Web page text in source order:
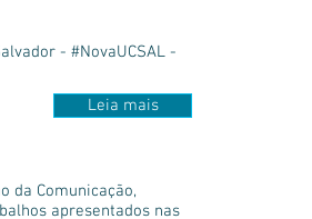
- #NovaUCSAL -
Leia mais
da Comunicação,
apresentados nas